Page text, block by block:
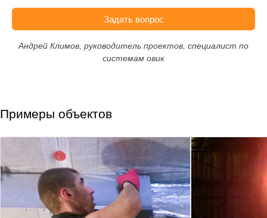
Задать вопрос
Андрей Климов, руководитель проектов, специалист по
системам овик
Примеры объектов